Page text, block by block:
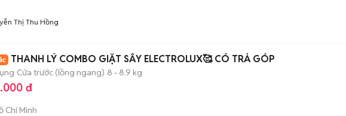
Thị Thu Hồng
THANH LÝ COMBO GIẶT SẤY ELECTROLUX🥰 CÓ TRẢ GÓP
Cửa trước (lồng ngang) 8 - 8.9 kg
đ
Chí Minh